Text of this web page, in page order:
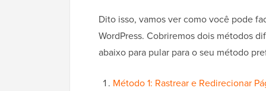
Dito isso, vamos ver como você pode
WordPress. Cobriremos dois métodos
abaixo para pular para o seu método
Método 1: Rastrear e Redirecionar